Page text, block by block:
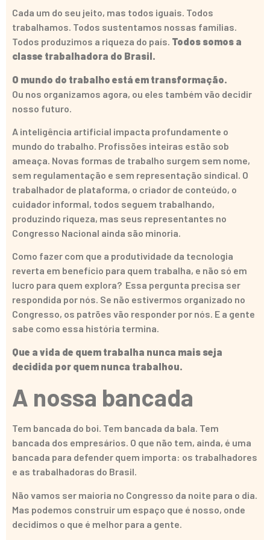
Cada um do seu jeito, mas todos iguais. Todos
trabalhamos. Todos sustentamos nossas famílias.
Todos produzimos a riqueza do país. Todos somos a
classe trabalhadora do Brasil.
O mundo do trabalho está em transformação.
Ou nos organizamos agora, ou eles também vão decidir
nosso futuro.
A inteligência artificial impacta profundamente o
mundo do trabalho. Profissões inteiras estão sob
ameaça. Novas formas de trabalho surgem sem nome,
sem regulamentação e sem representação sindical. O
trabalhador de plataforma, o criador de conteúdo, o
cuidador informal, todos seguem trabalhando,
produzindo riqueza, mas seus representantes no
Congresso Nacional ainda são minoria.
Como fazer com que a produtividade da tecnologia
reverta em benefício para quem trabalha, e não só em
lucro para quem explora? Essa pergunta precisa ser
respondida por nós. Se não estivermos organizado no
Congresso, os patrões vão responder por nós. E a gente
sabe como essa história termina.
Que a vida de quem trabalha nunca mais seja
decidida por quem nunca trabalhou.
A nossa bancada
Tem bancada do boi. Tem bancada da bala. Tem
bancada dos empresários. O que não tem, ainda, é uma
bancada para defender quem importa: os trabalhadores
e as trabalhadoras do Brasil.
Não vamos ser maioria no Congresso da noite para o dia.
Mas podemos construir um espaço que é nosso, onde
decidimos o que é melhor para a gente.